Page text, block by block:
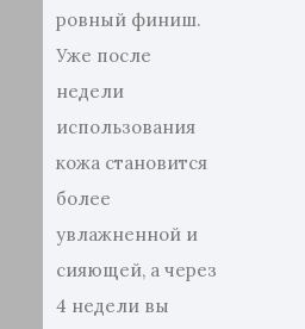
ровный финиш.
Уже после
недели
использования
кожа становится
более
увлажненной и
сияющей, а через
4 недели вы